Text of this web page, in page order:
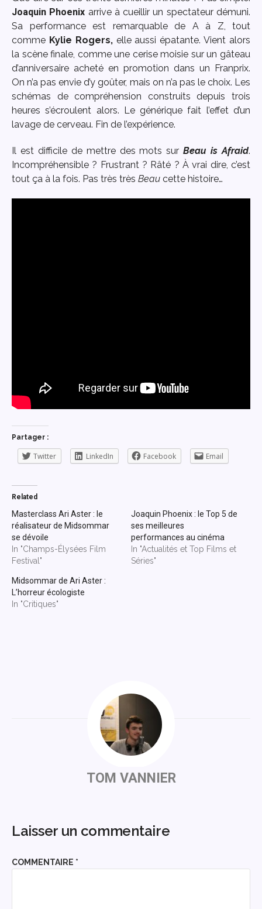
Joaquin Phoenix arrive à cueillir un spectateur démuni.
Sa performance est remarquable de A à Z, tout
comme Kylie Rogers,elle aussi épatante. Vient alors
la scène finale, comme une cerise moisie sur un gâteau
d’anniversaire acheté en promotion dans un Franprix.
On n’a pas envie d’y goûter, mais on n’a pas le choix. Les
schémas de compréhension construits depuis trois
heures s’écroulent alors. Le générique fait l’effet d’un
lavage de cerveau. Fin de l’expérience.
Il est difficile de mettre des mots surBeau is Afraid.
Incompréhensible ? Frustrant ? Râté ? À vrai dire, c’est
tout ça à la fois. Pas très très Beau cette histoire…
Partager :
Twitter LinkedIn Facebook Email
Related
Masterclass Ari Aster : le
réalisateur de Midsommar
se dévoile
In "Champs-Élysées Film
Festival"
Joaquin Phoenix : le Top 5 de
ses meilleures
performances au cinéma
In "Actualités et Top Films et
Séries"
Midsommar de Ari Aster :
L’horreur écologiste
In "Critiques"
TOM VANNIER
Laisser un commentaire
COMMENTAIRE *